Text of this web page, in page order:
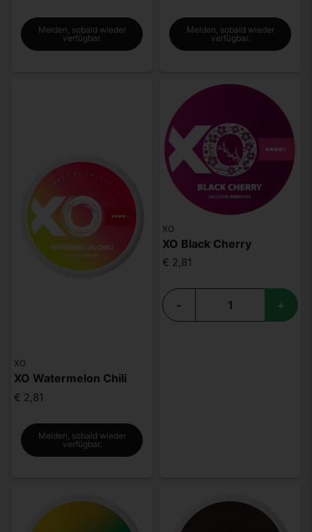
Melden, sobald wieder
verfügbar.
Melden, sobald wieder
verfügbar.
XO
XO Watermelon Chili
€ 2,81
Melden, sobald wieder
verfügbar.
XO
XO Black Cherry
€ 2,81
- +